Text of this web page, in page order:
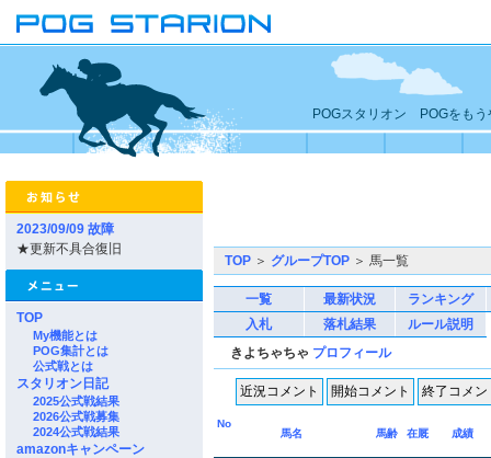
POGスタリオン POGをもう
2023/09/09 故障
★更新不具合復旧
TOP
My機能とは
POG集計とは
公式戦とは
スタリオン日記
2025公式戦結果
2026公式戦募集
2024公式戦結果
amazonキャンペーン
TOP ＞ グループTOP ＞ 馬一覧
一覧 最新状況
ランキング
入札
落札結果
ルール説明
きよちゃちゃ プロフィール
No
馬名
馬齢 在厩 成績